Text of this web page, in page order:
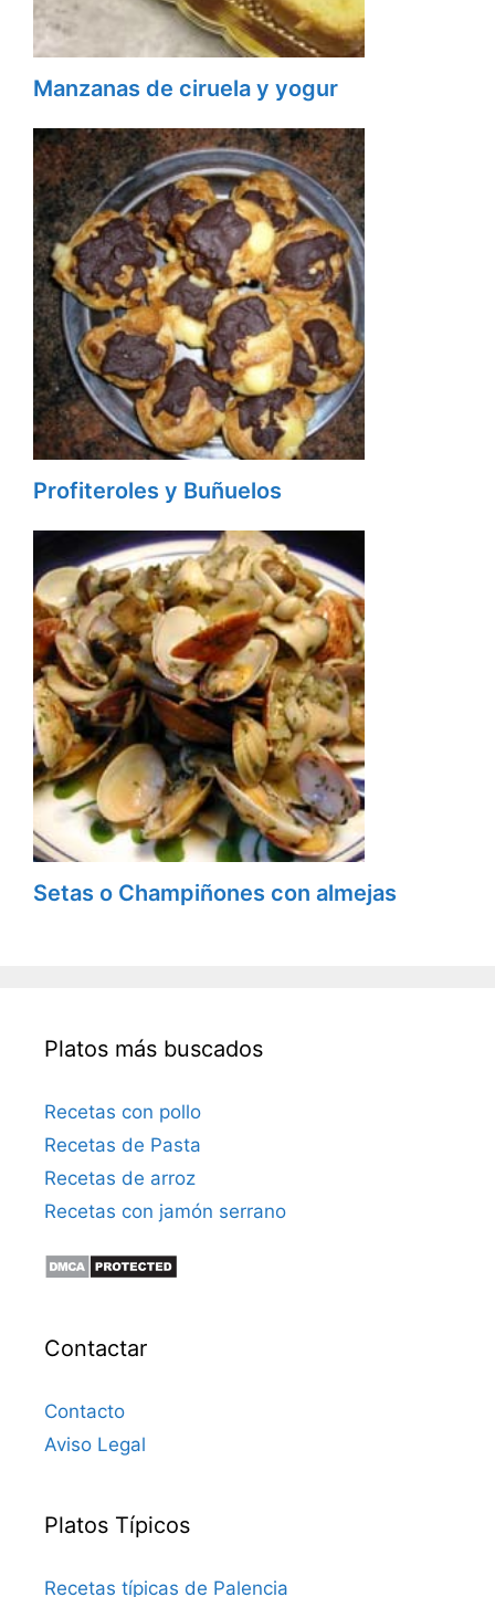
Manzanas de ciruela y yogur
Profiteroles y Buñuelos
Setas o Champiñones con almejas
Platos más buscados
Recetas con pollo
Recetas de Pasta
Recetas de arroz
Recetas con jamón serrano
Contactar
Contacto
Aviso Legal
Platos Típicos
Recetas típicas de Palencia